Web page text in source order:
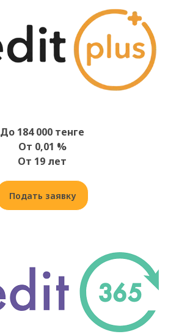
До 184 000 тенге
От 0,01 %
От 19 лет
Подать заявку